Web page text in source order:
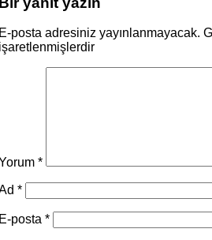
posta adresiniz yayınlanmayacak.
*
*
posta *